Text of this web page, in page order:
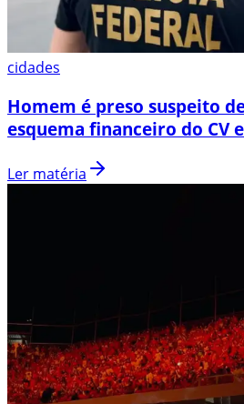
cidades
Homem é preso suspeito
esquema financeiro do CV
Ler matéria